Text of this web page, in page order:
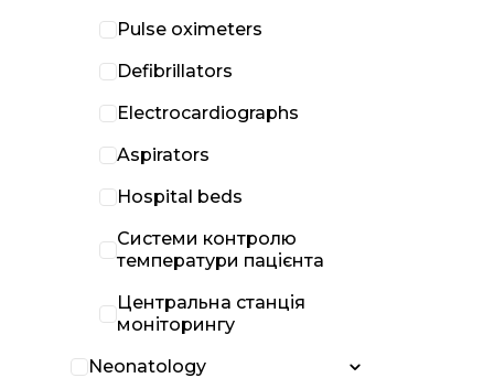
Pulse oximeters
Defibrillators
Electrocardiographs
Aspirators
Hospital beds
Системи контролю
температури пацієнта
Центральна станція
моніторингу
Neonatology